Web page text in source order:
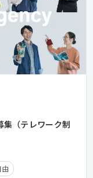
（テレワーク制